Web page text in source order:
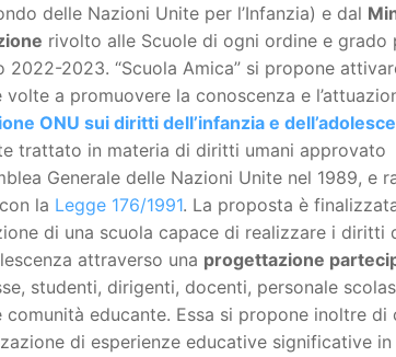
delle Nazioni Unite per l’Infanzia) e dal
rivolto alle Scuole di ogni ordine e grado
2022-2023. “Scuola Amica” si propone
volte a promuovere la conoscenza e
ONU sui diritti dell’infanzia e
trattato in materia di diritti umani approvato
Generale delle Nazioni Unite nel 1989, e
la Legge 176/1991. La proposta è
di una scuola capace di realizzare i diritti
attraverso una progettazione
studenti, dirigenti, docenti, personale
comunità educante. Essa si propone inoltre di
di esperienze educative significative